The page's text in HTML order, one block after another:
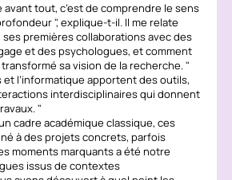
avant tout, c’est de comprendre le sens
, explique-t-il. Il me relate
premières collaborations avec des
et des psychologues, et comment
sa vision de la recherche.
et l’informatique apportent des outils,
interdisciplinaires qui donnent
cadre académique classique, ces
à des projets concrets, parfois
moments marquants a été notre
issus de contextes